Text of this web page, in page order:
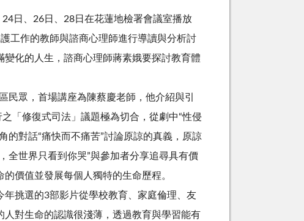
日、26日、28日在花蓮地檢署會議室播放
工作的教師與諮商心理師進行導讀與分析討
化的人生，諮商心理師蔣素娥要探討教育體
眾，首場講座為陳蔡慶老師，他介紹與引
「修復式司法」議題極為切合，從劇中“性侵
的對話“痛快而不痛苦”討論原諒的真義，原諒
全世界只看到你哭”與參加者分享追尋具有價
價值並發展每個人獨特的生命歷程。
挑選的3部影片從學校教育、家庭倫理、友
對生命的認識很淺薄，透過教育與學習能有